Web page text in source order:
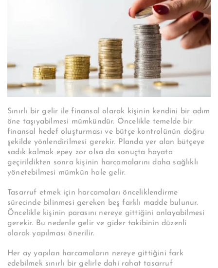
Sınırlı bir gelir ile finansal olarak kişinin kendini bir adım
öne taşıyabilmesi mümkündür. Öncelikle temelde bir
finansal hedef oluşturması ve bütçe kontrolünün doğru
şekilde yönlendirilmesi gerekir. Planda yer alan bütçeye
sadık kalmak epey zor olsa da sonuçta hayata
geçirildikten sonra kişinin harcamalarını daha sağlıklı
yönetebilmesi mümkün hale gelir.
Tasarruf etmek için harcamaları önceliklendirme
sürecinde bilinmesi gereken beş farklı madde bulunur.
Öncelikle kişinin parasını nereye gittiğini anlayabilmesi
gerekir. Bu nedenle gelir ve gider takibinin düzenli
olarak yapılması önerilir.
Her ay yapılan harcamaların nereye gittiğini fark
edebilmek sınırlı bir gelirle dahi rahat tasarruf